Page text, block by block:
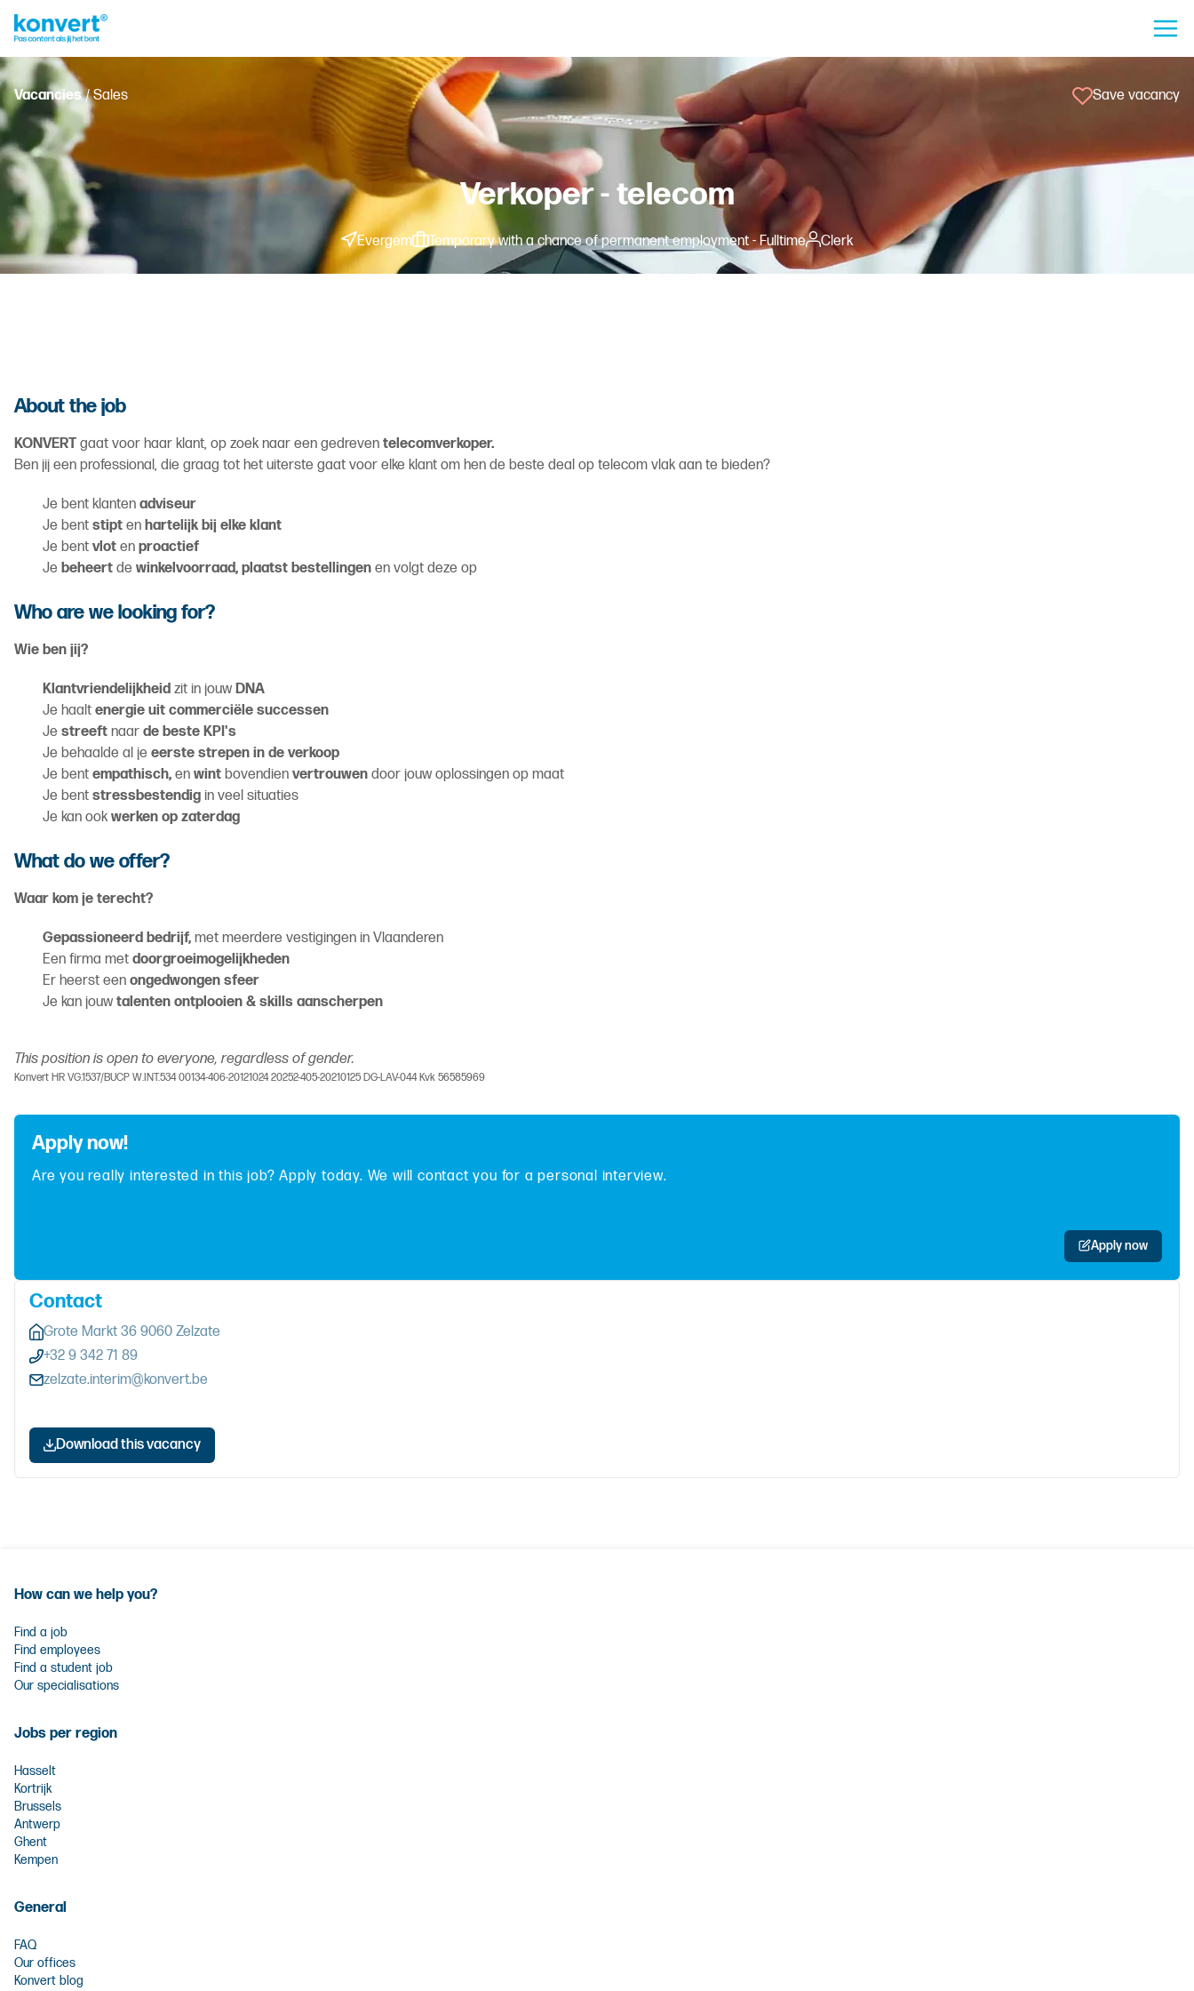
Vacancies/ Sales Save vacancy
Verkoper - telecom
Evergem Temporary with a chance of permanent employment - Fulltime Clerk
About the job
KONVERT gaat voor haar klant, op zoek naar een gedreven telecomverkoper.
Ben jij een professional, die graag tot het uiterste gaat voor elke klant om hen de beste deal op telecom vlak aan te bieden?
Je bent klanten adviseur
Je bent stipt en hartelijk bij elke klant
Je bent vlot en proactief
Je beheert de winkelvoorraad, plaatst bestellingen en volgt deze op
Who are we looking for?
Wie ben jij?
Klantvriendelijkheid zit in jouw DNA
Je haalt energie uit commerciële successen
Je streeft naar de beste KPI's
Je behaalde al je eerste strepen in de verkoop
Je bent empathisch, en wint bovendien vertrouwen door jouw oplossingen op maat
Je bent stressbestendig in veel situaties
Je kan ook werken op zaterdag
What do we offer?
Waar kom je terecht?
Gepassioneerd bedrijf, met meerdere vestigingen in Vlaanderen
Een firma met doorgroeimogelijkheden
Er heerst een ongedwongen sfeer
Je kan jouw talenten ontplooien & skills aanscherpen
This position is open to everyone, regardless of gender.
Konvert HR VG.1537/BUCP W.INT.534 00134-406-20121024 20252-405-20210125 DG-LAV-044 Kvk 56585969
Apply now!
Are you really interested in this job? Apply today. We will contact you for a personal interview.
Apply now
Contact
Grote Markt 36 9060 Zelzate
+32 9 342 71 89
zelzate.interim@konvert.be
Download this vacancy
How can we help you?
Find a job
Find employees
Find a student job
Our specialisations
Jobs per region
Hasselt
Kortrijk
Brussels
Antwerp
Ghent
Kempen
General
FAQ
Our offices
Konvert blog